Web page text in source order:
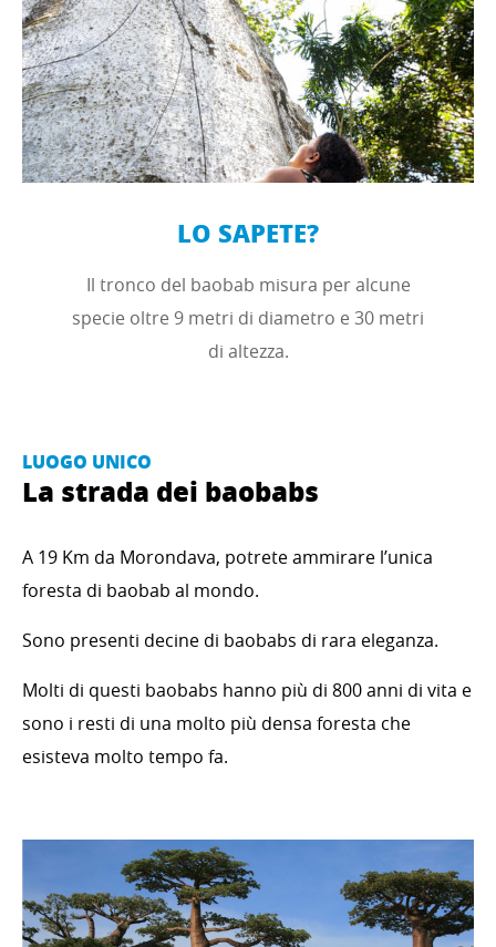
LO SAPETE?
Il tronco del baobab misura per alcune
specie oltre 9 metri di diametro e 30 metri
di altezza.
LUOGO UNICO
La strada dei baobabs
A 19 Km da Morondava, potrete ammirare l’unica
foresta di baobab al mondo.
Sono presenti decine di baobabs di rara eleganza.
Molti di questi baobabs hanno più di 800 anni di vita e
sono i resti di una molto più densa foresta che
esisteva molto tempo fa.